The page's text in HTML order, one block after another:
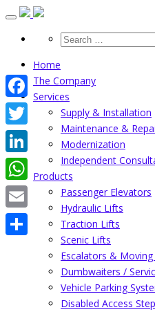
Skip
content
Home
The Company
Services
Supply & Installation
Maintenance &
Modernization
Independent
Products
Passenger Elevators
Hydraulic Lifts
Traction Lifts
Scenic Lifts
Escalators & Moving
Dumbwaiters /
Vehicle Parking
Disabled Access
Facebook
Twitter
LinkedIn
WhatsApp
Email